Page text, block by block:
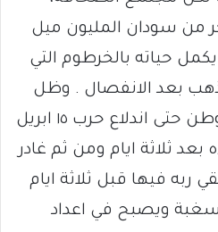
من سودان المليون ميل
حياته بالخرطوم التي
بعد الانفصال . وظل
مرابطا بمقر صحيفة الوطن حتى اندلاع حرب ١٥ ابريل
ثلاثة ايام ومن ثم غادر
ربه فيها قبل ثلاثة ايام
ويصبح في اعداد